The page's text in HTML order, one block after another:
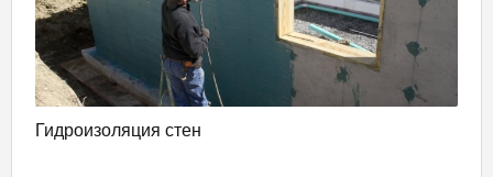
Гидроизоляция стен